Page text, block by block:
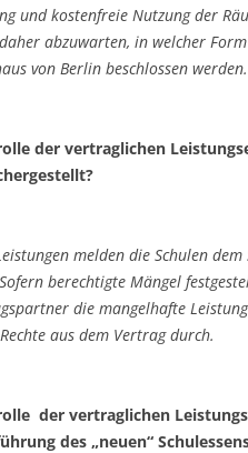
und kostenfreie Nutzung der
abzuwarten, in welcher Form
von Berlin beschlossen werden.
der vertraglichen
melden die Schulen
berechtigte Mängel
die mangelhafte
aus dem Vertrag durch.
der vertraglichen
des „neuen“